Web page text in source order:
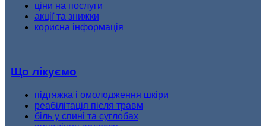
ціни на послуги
акції та знижки
корисна інформація
Що лікуємо
підтяжка і омолодження шкіри
реабілітація після травм
біль у спині та суглобах